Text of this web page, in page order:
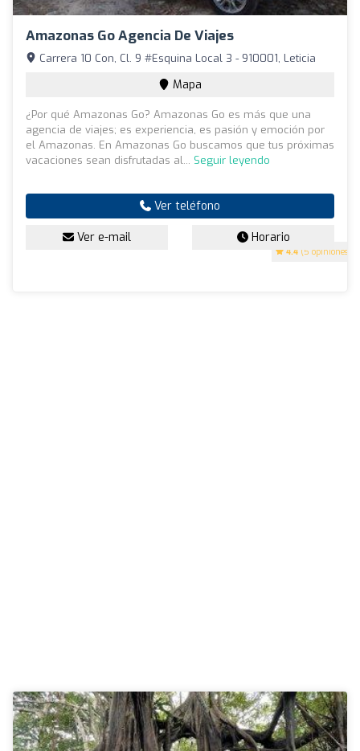
Amazonas Go Agencia De Viajes
4.4 (5 opiniones)
Carrera 10 Con, Cl. 9 #Esquina Local 3 - 910001, Leticia
Mapa
¿Por qué Amazonas Go? Amazonas Go es más que una
agencia de viajes; es experiencia, es pasión y emoción por
el Amazonas. En Amazonas Go buscamos que tus próximas
vacaciones sean disfrutadas al... Seguir leyendo
Ver teléfono
Ver e-mail Horario